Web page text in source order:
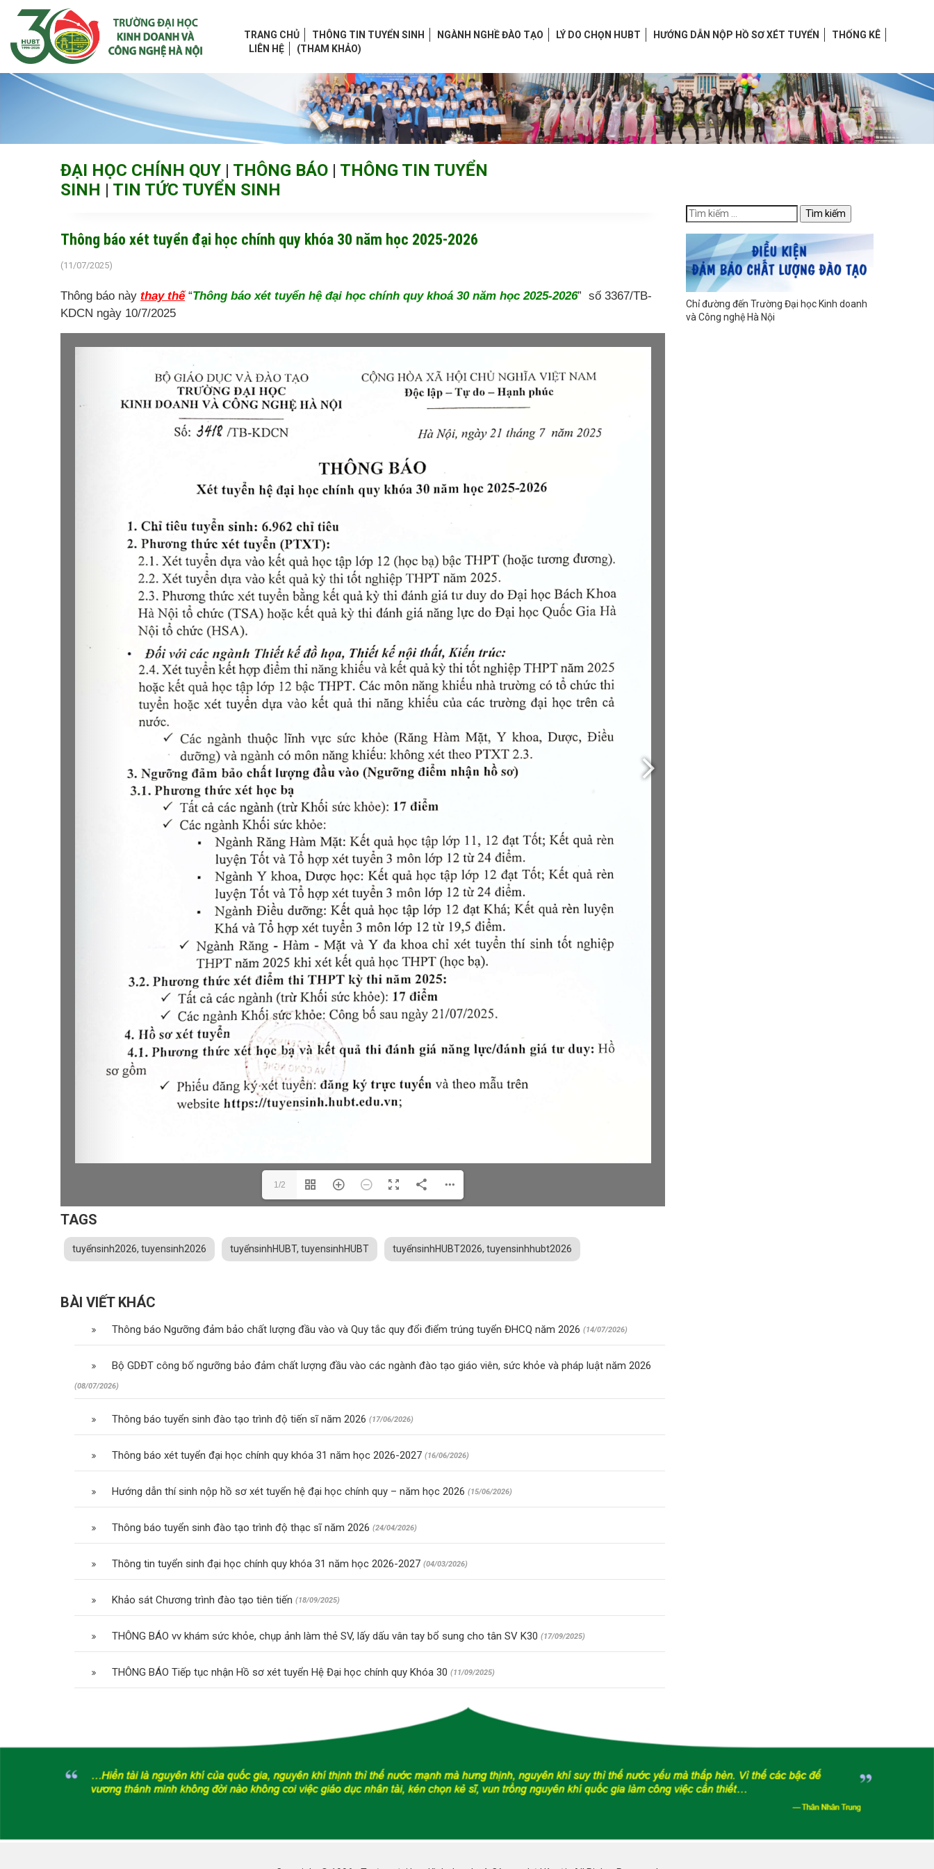
TRANG CHỦ THÔNG TIN TUYỂN SINH NGÀNH NGHỀ ĐÀO TẠO LÝ DO CHỌN HUBT HƯỚNG DẪN NỘP HỒ SƠ XÉT TUYỂN
THỐNG KÊ
LIÊN HỆ
(THAM KHẢO)
ĐẠI HỌC CHÍNH QUY | THÔNG BÁO | THÔNG TIN TUYỂN
SINH | TIN TỨC TUYỂN SINH
Thông báo xét tuyển đại học chính quy khóa 30 năm học 2025-2026
(11/07/2025)
Thông báo này thay thế“Thông báo xét tuyển hệ đại học chính quy khoá 30 năm học 2025-2026” số 3367/TB-
KDCN ngày 10/7/2025
1/2
TAGS
tuyểnsinh2026, tuyensinh2026 tuyểnsinhHUBT, tuyensinhHUBT tuyểnsinhHUBT2026, tuyensinhhubt2026
BÀI VIẾT KHÁC
Thông báo Ngưỡng đảm bảo chất lượng đầu vào và Quy tắc quy đổi điểm trúng tuyển ĐHCQ năm 2026 (14/07/2026)
Bộ GDĐT công bố ngưỡng bảo đảm chất lượng đầu vào các ngành đào tạo giáo viên, sức khỏe và pháp luật năm 2026
(08/07/2026)
Thông báo tuyển sinh đào tạo trình độ tiến sĩ năm 2026 (17/06/2026)
Thông báo xét tuyển đại học chính quy khóa 31 năm học 2026-2027 (16/06/2026)
Hướng dẫn thí sinh nộp hồ sơ xét tuyển hệ đại học chính quy – năm học 2026 (15/06/2026)
Thông báo tuyển sinh đào tạo trình độ thạc sĩ năm 2026 (24/04/2026)
Thông tin tuyển sinh đại học chính quy khóa 31 năm học 2026-2027 (04/03/2026)
Khảo sát Chương trình đào tạo tiên tiến (18/09/2025)
THÔNG BÁO vv khám sức khỏe, chụp ảnh làm thẻ SV, lấy dấu vân tay bổ sung cho tân SV K30 (17/09/2025)
THÔNG BÁO Tiếp tục nhận Hồ sơ xét tuyển Hệ Đại học chính quy Khóa 30 (11/09/2025)
Chỉ đường đến Trường Đại học Kinh doanh
và Công nghệ Hà Nội